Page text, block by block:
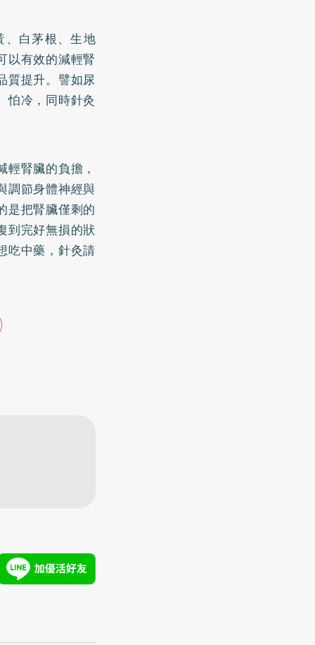
、白茅根、生地
以有效的減輕腎
質提升。譬如尿
怕冷，同時針灸
腎臟的負擔，
調節身體神經與
是把腎臟僅剩的
到完好無損的狀
吃中藥，針灸請